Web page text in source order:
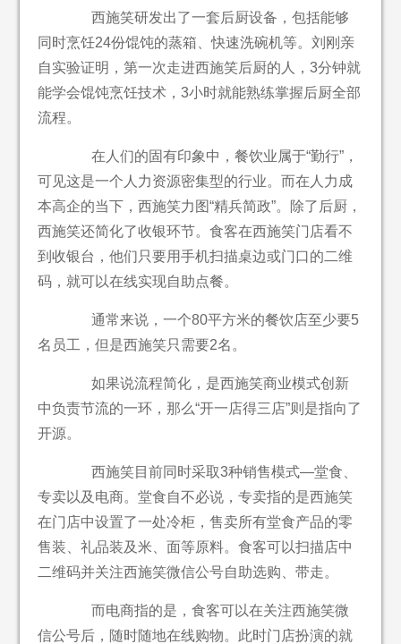
西施笑研发出了一套后厨设备，包括能够
同时烹饪24份馄饨的蒸箱、快速洗碗机等。刘刚亲
自实验证明，第一次走进西施笑后厨的人，3分钟就
能学会馄饨烹饪技术，3小时就能熟练掌握后厨全部
流程。
在人们的固有印象中，餐饮业属于“勤行”，
可见这是一个人力资源密集型的行业。而在人力成
本高企的当下，西施笑力图“精兵简政”。除了后厨，
西施笑还简化了收银环节。食客在西施笑门店看不
到收银台，他们只要用手机扫描桌边或门口的二维
码，就可以在线实现自助点餐。
通常来说，一个80平方米的餐饮店至少要5
名员工，但是西施笑只需要2名。
如果说流程简化，是西施笑商业模式创新
中负责节流的一环，那么“开一店得三店”则是指向了
开源。
西施笑目前同时采取3种销售模式—堂食、
专卖以及电商。堂食自不必说，专卖指的是西施笑
在门店中设置了一处冷柜，售卖所有堂食产品的零
售装、礼品装及米、面等原料。食客可以扫描店中
二维码并关注西施笑微信公号自助选购、带走。
而电商指的是，食客可以在关注西施笑微
信公号后，随时随地在线购物。此时门店扮演的就